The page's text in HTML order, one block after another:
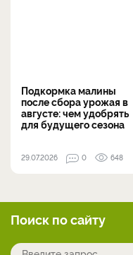
Подкормка малины
после сбора урожая в
августе: чем удобрять
для будущего сезона
29.07.2026 0 648
Поиск по сайту